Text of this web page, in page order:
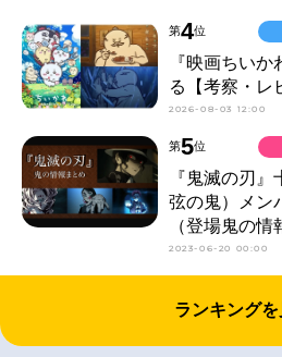
第4位
『映画ちい
る【考察・レ
2026-08-03 12:00
第5位
『鬼滅の刃
弦の鬼）メン
（登場鬼の情
2023-06-20 00:00
ランキングを